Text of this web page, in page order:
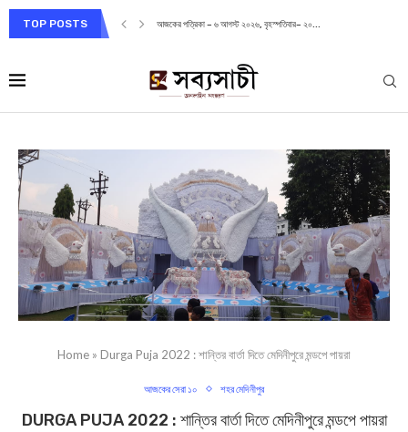
TOP POSTS আজকের পত্রিকা – ৬ আগস্ট ২০২৬, বৃহস্পতিবার– ২০...
Home » Durga Puja 2022 : শান্তির বার্তা দিতে মেদিনীপুরে মন্ডপে পায়রা
আজকের সেরা ১০ শহর মেদিনীপুর
DURGA PUJA 2022 : শান্তির বার্তা দিতে মেদিনীপুরে মন্ডপে পায়রা